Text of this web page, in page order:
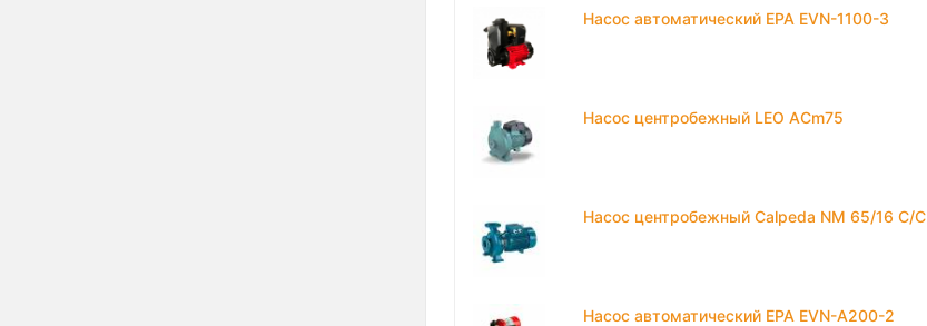
Насос автоматический EPA EVN-1100-3
Насос центробежный LEO ACm75
Насос центробежный Calpeda NM 65/16 C/C
Насос автоматический EPA EVN-A200-2